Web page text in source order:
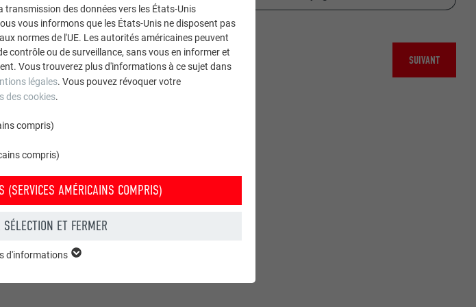
SUIVANT
des données vers les États-Unis
vous informons que les États-Unis ne disposent pas
normes de l'UE. Les autorités américaines peuvent
contrôle ou de surveillance, sans vous en informer et
Vous trouverez plus d'informations à ce sujet dans
légales. Vous pouvez révoquer votre
des cookies.
compris)
compris)
(SERVICES AMÉRICAINS COMPRIS)
ET FERMER
d'informations